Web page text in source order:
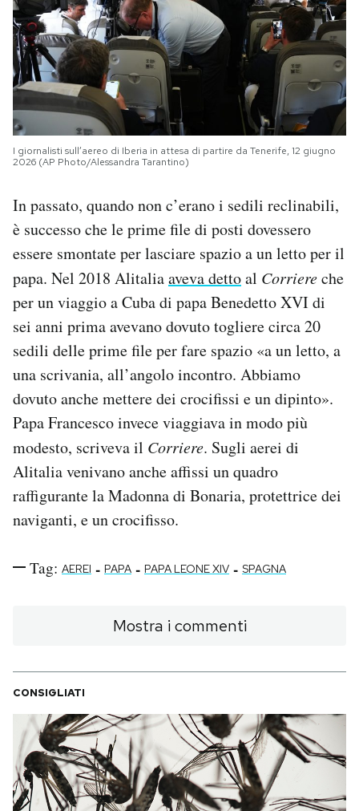
I giornalisti sull’aereo di Iberia in attesa di partire da Tenerife, 12 giugno
2026 (AP Photo/Alessandra Tarantino)
In passato, quando non c’erano i sedili reclinabili,
è successo che le prime file di posti dovessero
essere smontate per lasciare spazio a un letto per il
papa. Nel 2018 Alitaliaaveva dettoal Corriereche
per un viaggio a Cuba di papa Benedetto XVI di
sei anni prima avevano dovuto togliere circa 20
sedili delle prime file per fare spazio «a un letto, a
una scrivania, all’angolo incontro. Abbiamo
dovuto anche mettere dei crocifissi e un dipinto».
Papa Francesco invece viaggiava in modo più
modesto, scriveva il Corriere. Sugli aerei di
Alitalia venivano anche affissi un quadro
raffigurante la Madonna di Bonaria, protettrice dei
naviganti, e un crocifisso.
Tag: AEREI - PAPA - PAPA LEONE XIV - SPAGNA
Mostra i commenti
CONSIGLIATI